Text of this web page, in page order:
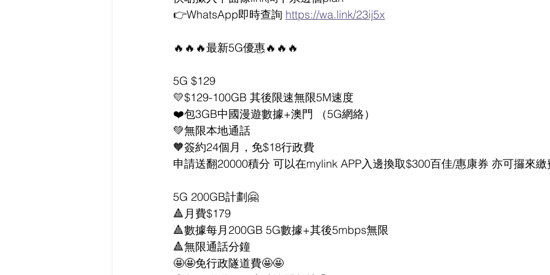
👉WhatsApp即時查詢 https://wa.link/23ij5x
🔥🔥🔥最新5G優惠🔥🔥🔥
5G $129
💛$129-100GB 其後限速無限5M速度
❤️包3GB中國漫遊數據+澳門 （5G網絡）
💚無限本地通話
🧡簽約24個月，免$18行政費
申請送翻20000積分 可以在mylink APP入邊換取$300百佳/惠康券 亦可攞來繳
5G 200GB計劃🤗
🔺月費$179
🔺數據每月200GB 5G數據+其後5mbps無限
🔺無限通話分鐘
🤩🤩免行政隧道費🤩🤩